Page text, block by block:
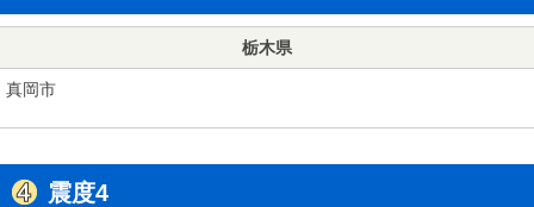
栃木県
真岡市
震度4